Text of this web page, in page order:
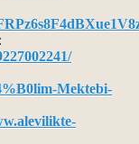
Mektebi-